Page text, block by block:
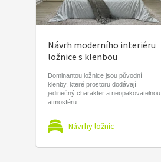
Návrh moderního interiéru
ložnice s klenbou
Dominantou ložnice jsou původní
klenby, které prostoru dodávají
jedinečný charakter a neopakovatelnou
atmosféru.
Návrhy ložnic